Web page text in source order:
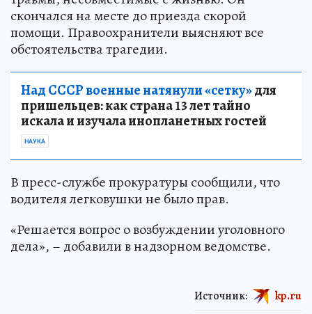
скончался на месте до приезда скорой
помощи. Правоохранители выясняют все
обстоятельства трагедии.
Над СССР военные натянули «сетку»для
пришельцев: как страна 13 лет тайно
искала и изучала инопланетных гостей
НАУКА
В пресс-службе прокуратуры сообщили, что
водителя легковушки не было прав.
«Решается вопрос о возбуждении уголовного
дела», – добавили в надзорном ведомстве.
Источник: kp.ru